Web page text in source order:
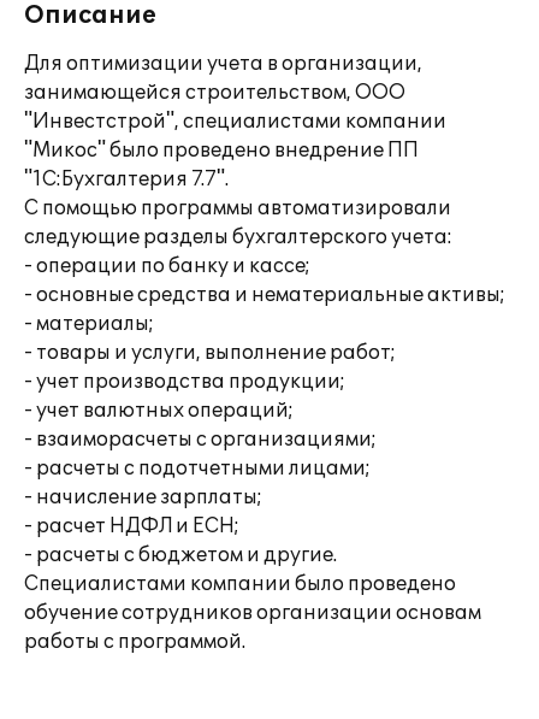
Описание
Для оптимизации учета в организации,
занимающейся строительством, ООО
"Инвестстрой", специалистами компании
"Микос" было проведено внедрение ПП
"1С:Бухгалтерия 7.7".
С помощью программы автоматизировали
следующие разделы бухгалтерского учета:
- операции по банку и кассе;
- основные средства и нематериальные активы;
- материалы;
- товары и услуги, выполнение работ;
- учет производства продукции;
- учет валютных операций;
- взаиморасчеты с организациями;
- расчеты с подотчетными лицами;
- начисление зарплаты;
- расчет НДФЛ и ЕСН;
- расчеты с бюджетом и другие.
Специалистами компании было проведено
обучение сотрудников организации основам
работы с программой.